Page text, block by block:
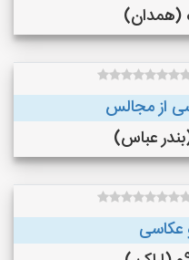
از مجالس
عکاسی